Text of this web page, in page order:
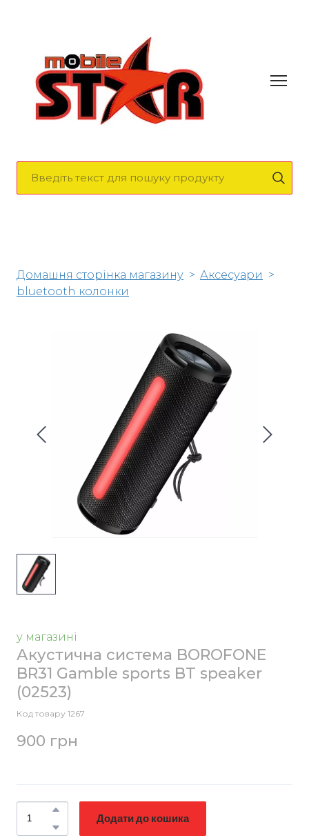
Домашня сторінка магазину
Аксесуари
bluetooth колонки
у магазині
Акустична система BOROFONE
BR31 Gamble sports BT speaker
(02523)
Код товару 1267
900 грн
Додати до кошика